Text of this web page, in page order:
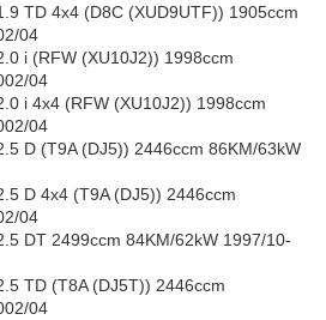
TD 4x4 (D8C (XUD9UTF)) 1905ccm
04
i (RFW (XU10J2)) 1998ccm
04
i 4x4 (RFW (XU10J2)) 1998ccm
04
D (T9A (DJ5)) 2446ccm 86KM/63kW
D 4x4 (T9A (DJ5)) 2446ccm
04
DT 2499ccm 84KM/62kW 1997/10-
TD (T8A (DJ5T)) 2446ccm
04